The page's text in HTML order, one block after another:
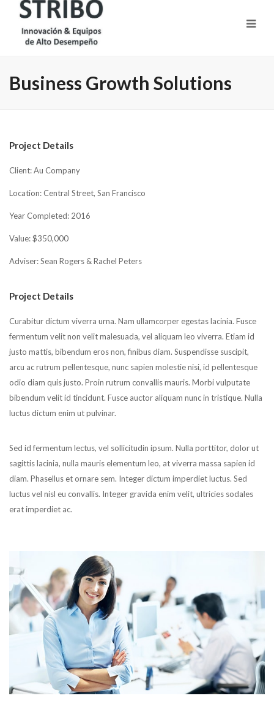
Business Growth Solutions
Project Details
Client: Au Company
Location: Central Street, San Francisco
Year Completed: 2016
Value: $350,000
Adviser: Sean Rogers & Rachel Peters
Project Details
Curabitur dictum viverra urna. Nam ullamcorper egestas lacinia. Fusce
fermentum velit non velit malesuada, vel aliquam leo viverra. Etiam id
justo mattis, bibendum eros non, finibus diam. Suspendisse suscipit,
arcu ac rutrum pellentesque, nunc sapien molestie nisi, id pellentesque
odio diam quis justo. Proin rutrum convallis mauris. Morbi vulputate
bibendum velit id tincidunt. Fusce auctor aliquam nunc in tristique. Nulla
luctus dictum enim ut pulvinar.
Sed id fermentum lectus, vel sollicitudin ipsum. Nulla porttitor, dolor ut
sagittis lacinia, nulla mauris elementum leo, at viverra massa sapien id
diam. Phasellus et ornare sem. Integer dictum imperdiet luctus. Sed
luctus vel nisl eu convallis. Integer gravida enim velit, ultricies sodales
erat imperdiet ac.